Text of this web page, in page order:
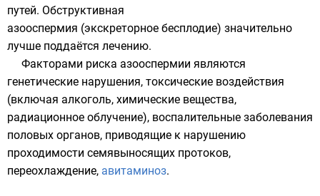
путей. Обструктивная
азооспермия (экскреторное бесплодие) значительно
лучше поддаётся лечению.
Факторами риска азооспермии являются
генетические нарушения, токсические воздействия
(включая алкоголь, химические вещества,
радиационное облучение), воспалительные заболевания
половых органов, приводящие к нарушению
проходимости семявыносящих протоков,
переохлаждение, авитаминоз.